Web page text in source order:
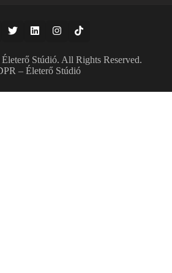
Életerő Stúdió. All Rights Reserved.
– Életerő Stúdió